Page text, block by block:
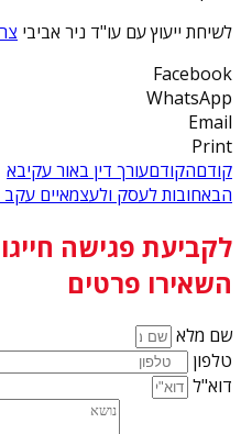
לשיחת ייעוץ עם עו"ד ניר אביבי
Facebook
WhatsApp
Email
Print
קודםהקודםעורך דין באור עקיבא
הבאחובות לעסק ולעצמאיים
לקביעת פגישה חייגו
השאירו פרטים
שם מלא
טלפון
דוא"ל